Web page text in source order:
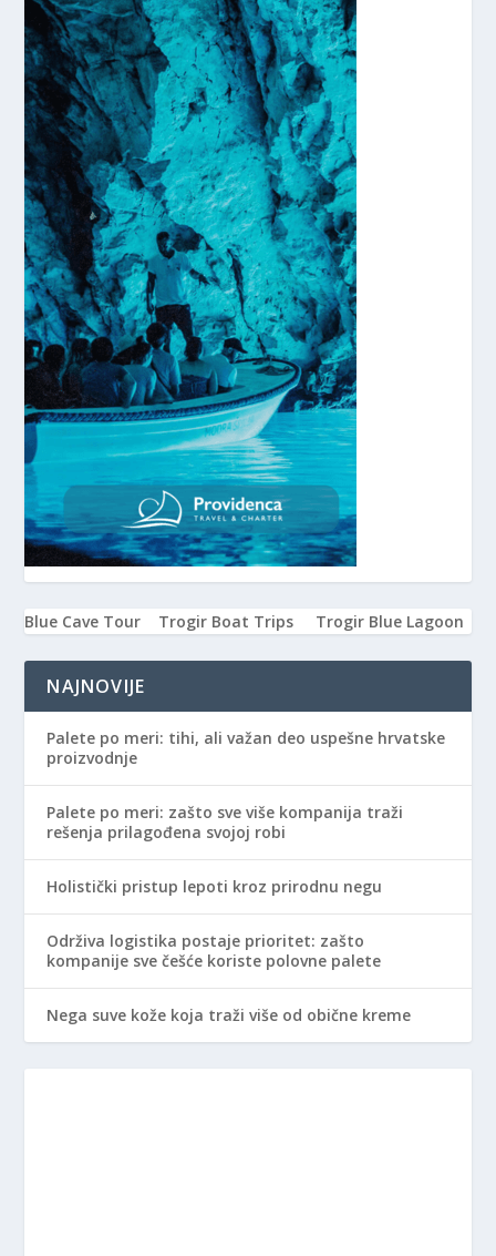
Blue Cave Tour Trogir Boat Trips Trogir Blue Lagoon
NAJNOVIJE
Palete po meri: tihi, ali važan deo uspešne hrvatske
proizvodnje
Palete po meri: zašto sve više kompanija traži
rešenja prilagođena svojoj robi
Holistički pristup lepoti kroz prirodnu negu
Održiva logistika postaje prioritet: zašto
kompanije sve češće koriste polovne palete
Nega suve kože koja traži više od obične kreme